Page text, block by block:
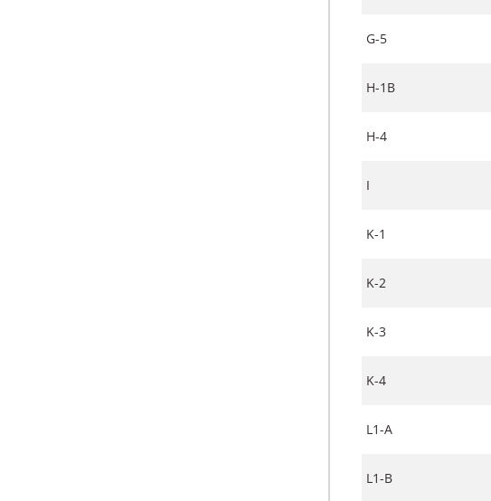
G-5
H-1B
H-4
I
K-1
K-2
K-3
K-4
L1-A
L1-B